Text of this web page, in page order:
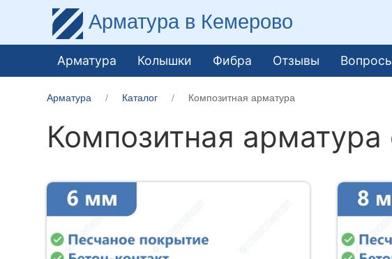
Арматура в Кемерово
Арматура Колышки Фибра Отзывы
Арматура Каталог Композитная арматура
Композитная